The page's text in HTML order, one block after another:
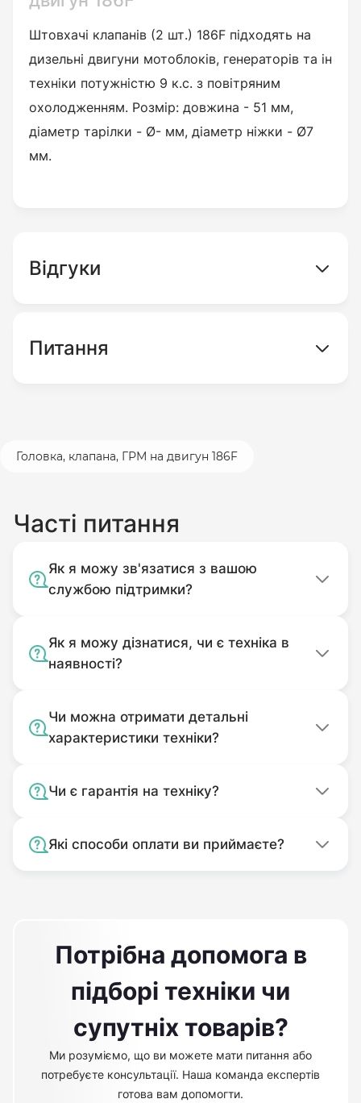
Штовхачі клапанів (2 шт.) 186F підходять на
дизельні двигуни мотоблоків, генераторів та ін
техніки потужністю 9 к.с. з повітряним
охолодженням. Розмір: довжина - 51 мм,
діаметр тарілки - Ø- мм, діаметр ніжки - Ø7
мм.
Відгуки
Питання
Головка, клапана, ГРМ на двигун 186F
Часті питання
Як я можу зв'язатися з вашою
службою підтримки?
Як я можу дізнатися, чи є техніка в
наявності?
Чи можна отримати детальні
характеристики техніки?
Чи є гарантія на техніку?
Які способи оплати ви приймаєте?
Потрібна допомога в
підборі техніки чи
супутніх товарів?
Ми розуміємо, що ви можете мати питання або
потребуєте консультації. Наша команда експертів
готова вам допомогти.